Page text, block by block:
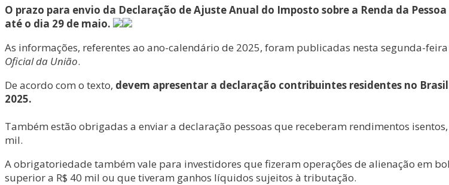
O prazo para envio da Declaração de Ajuste Anual do Imposto sobre a Renda da
até o dia 29 de maio.
As informações, referentes ao ano-calendário de 2025, foram publicadas nesta segunda-
Oficial da União.
De acordo com o texto, devem apresentar a declaração contribuintes residentes no
2025.
Também estão obrigadas a enviar a declaração pessoas que receberam rendimentos
mil.
A obrigatoriedade também vale para investidores que fizeram operações de alienação em
superior a R$ 40 mil ou que tiveram ganhos líquidos sujeitos à tributação.